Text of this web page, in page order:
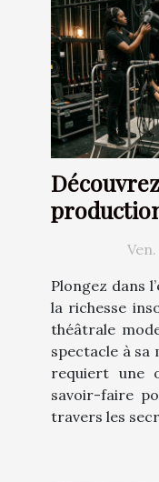
moderne
Plongez dans
la richesse
théâtrale
spectacle à sa
requiert une
savoir-faire
travers les